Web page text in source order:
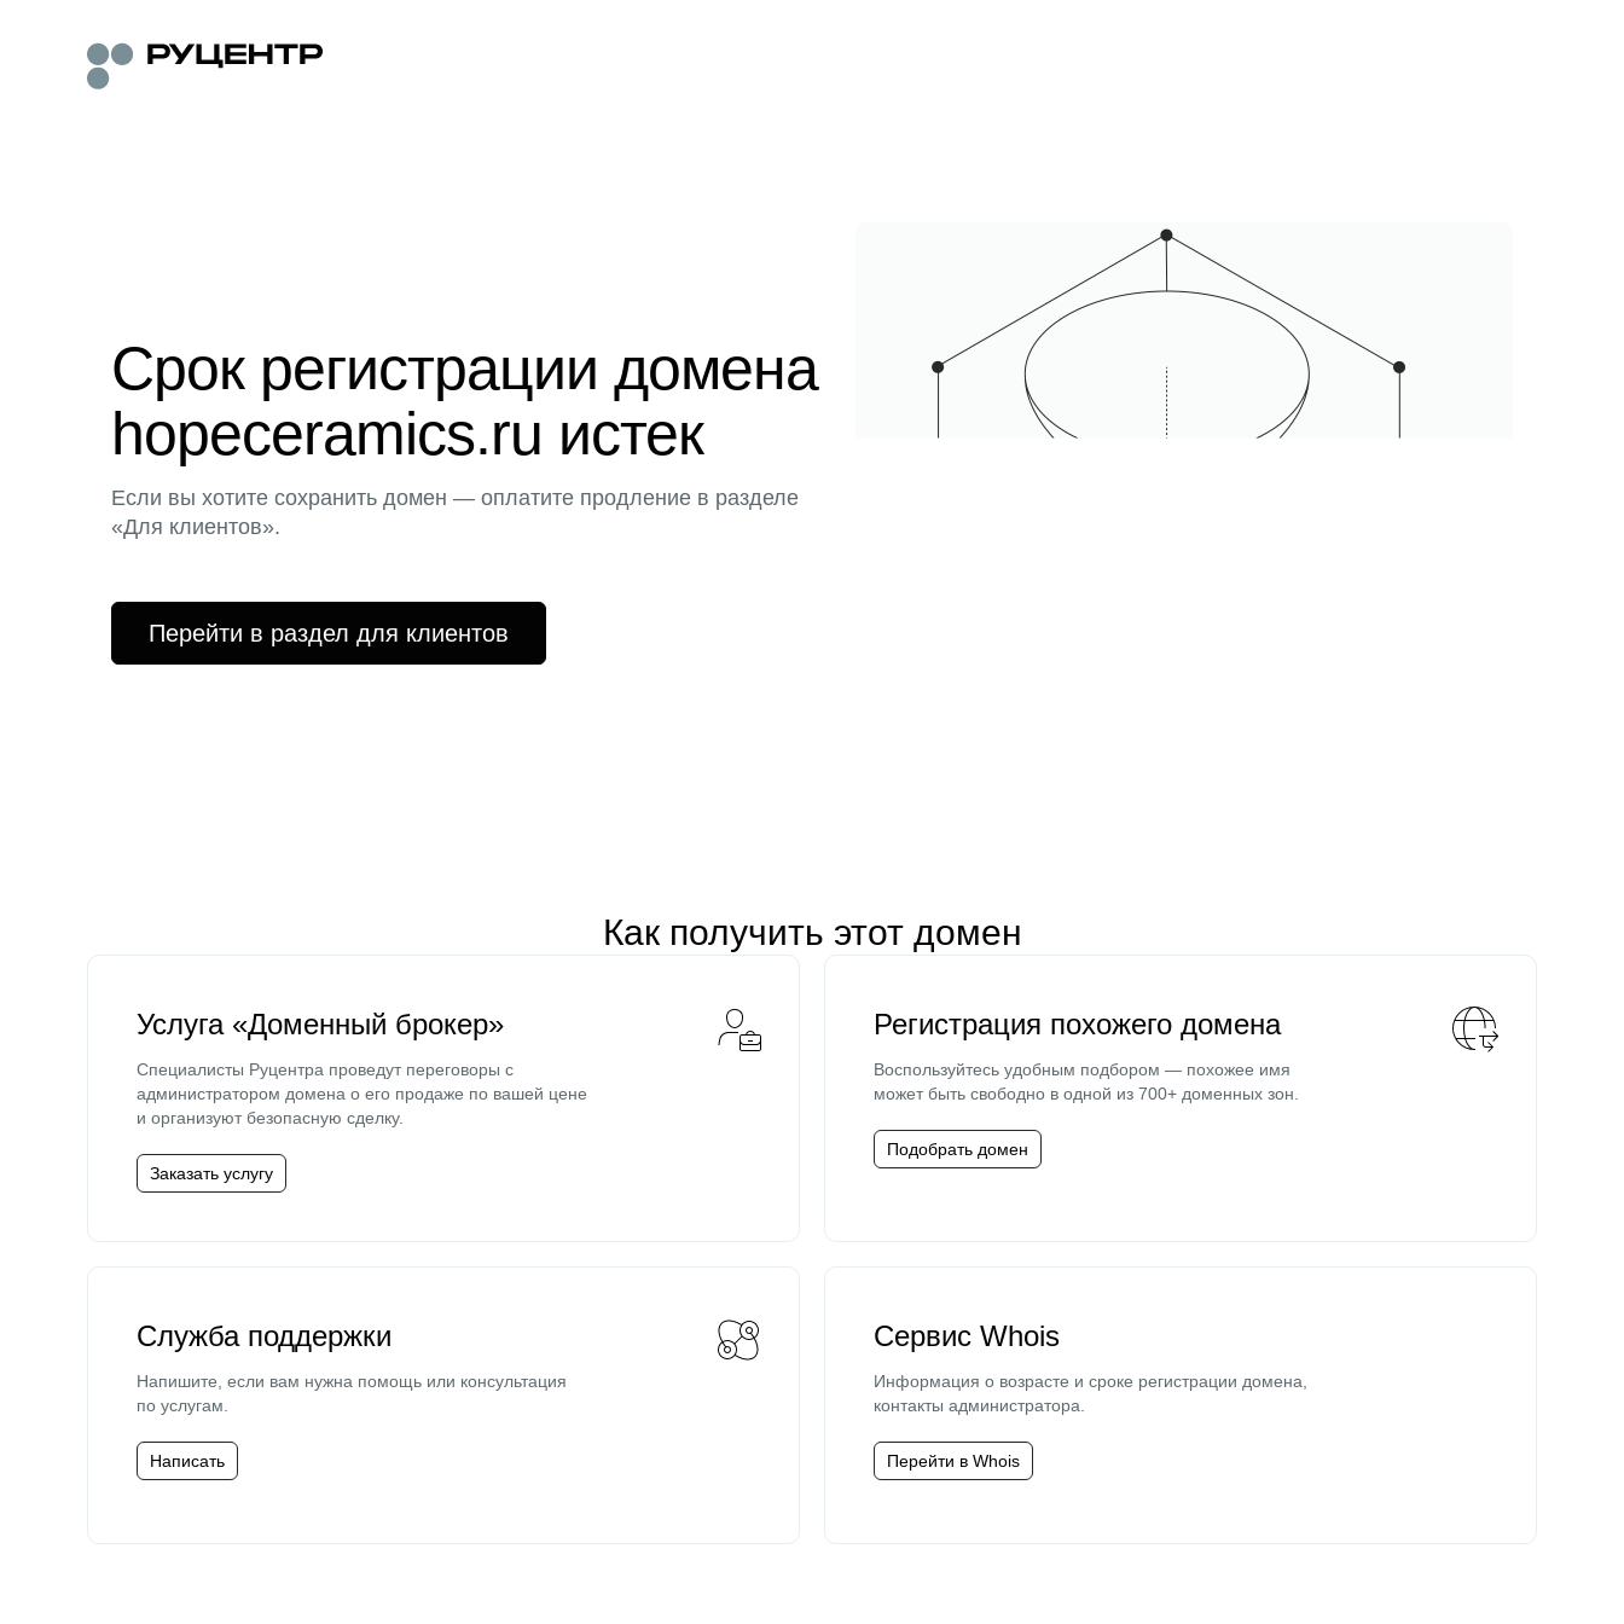
Срок регистрации домена
hopeceramics.ru истек
Если вы хотите сохранить домен — оплатите продление в разделе
«Для клиентов».
Перейти в раздел для клиентов
Как получить этот домен
Услуга «Доменный брокер»
Специалисты Руцентра проведут переговоры с
администратором домена о его продаже по вашей цене
и организуют безопасную сделку.
Заказать услугу
Регистрация похожего домена
Воспользуйтесь удобным подбором — похожее имя
может быть свободно в одной из 700+ доменных зон.
Подобрать домен
Служба поддержки
Напишите, если вам нужна помощь или консультация
по услугам.
Написать
Сервис Whois
Информация о возрасте и сроке регистрации домена,
контакты администратора.
Перейти в Whois